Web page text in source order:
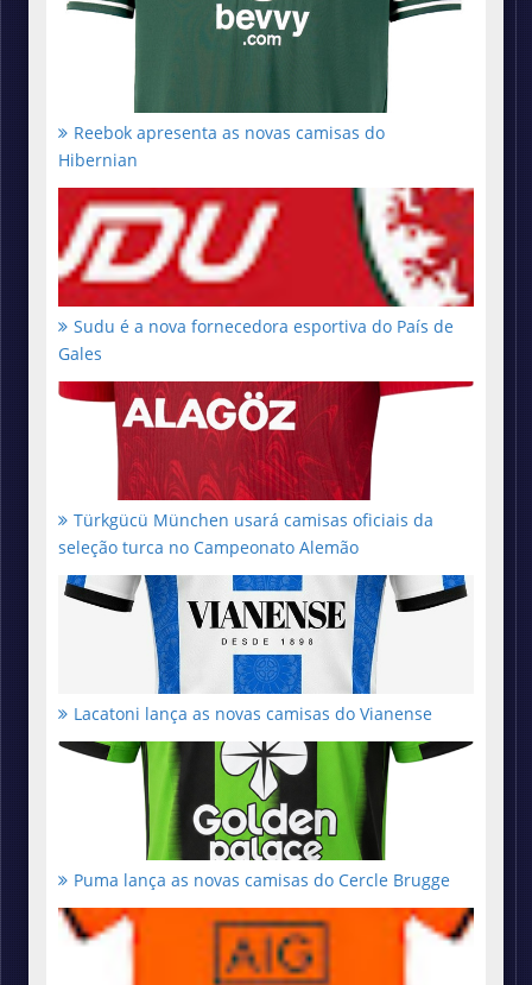
Reebok apresenta as novas camisas do
Hibernian
Sudu é a nova fornecedora esportiva do País de
Gales
Türkgücü München usará camisas oficiais da
seleção turca no Campeonato Alemão
Lacatoni lança as novas camisas do Vianense
Puma lança as novas camisas do Cercle Brugge